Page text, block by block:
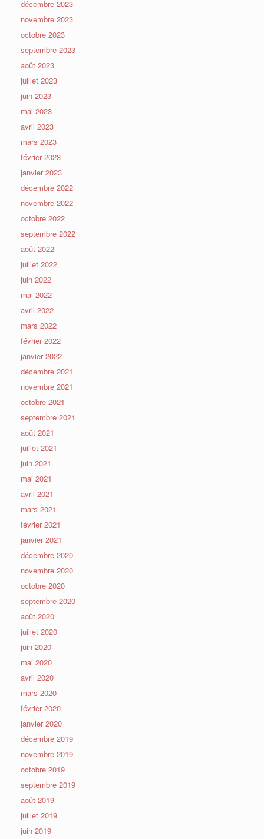
décembre 2023
novembre 2023
octobre 2023
septembre 2023
août 2023
juillet 2023
juin 2023
mai 2023
avril 2023
mars 2023
février 2023
janvier 2023
décembre 2022
novembre 2022
octobre 2022
septembre 2022
août 2022
juillet 2022
juin 2022
mai 2022
avril 2022
mars 2022
février 2022
janvier 2022
décembre 2021
novembre 2021
octobre 2021
septembre 2021
août 2021
juillet 2021
juin 2021
mai 2021
avril 2021
mars 2021
février 2021
janvier 2021
décembre 2020
novembre 2020
octobre 2020
septembre 2020
août 2020
juillet 2020
juin 2020
mai 2020
avril 2020
mars 2020
février 2020
janvier 2020
décembre 2019
novembre 2019
octobre 2019
septembre 2019
août 2019
juillet 2019
juin 2019